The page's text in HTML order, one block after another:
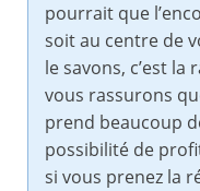
pourrait que
soit au centre de
le savons, c’est
vous rassurons
prend beaucoup
possibilité de
si vous prenez la